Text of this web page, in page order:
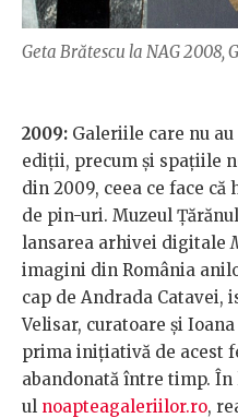
Geta Brătescu la NAG 2008,
2009: Galeriile care nu
ediții, precum și spațiile
din 2009, ceea ce face că
de pin-uri. Muzeul
lansarea arhivei digitale
imagini din România
cap de Andrada Catavei,
Velisar, curatoare și
prima inițiativă de acest
abandonată între timp.
ul noapteagaleriilor.ro,